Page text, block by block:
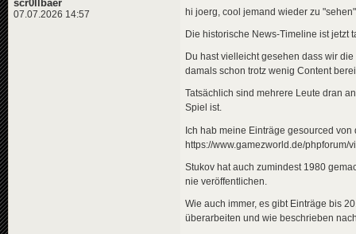
scr0llbaer
07.07.2026 14:57 hi joerg, cool jemand wieder zu
Die historische News-Timeline ist jetzt
Du hast vielleicht gesehen dass wir
damals schon trotz wenig Content
Tatsächlich sind mehrere Leute dran
Spiel ist.
Ich hab meine Einträge gesourced
https://www.gamezworld.de/
Stukov hat auch zumindest 1980
nie veröffentlichen.
Wie auch immer, es gibt Einträge bis
überarbeiten und wie beschrieben